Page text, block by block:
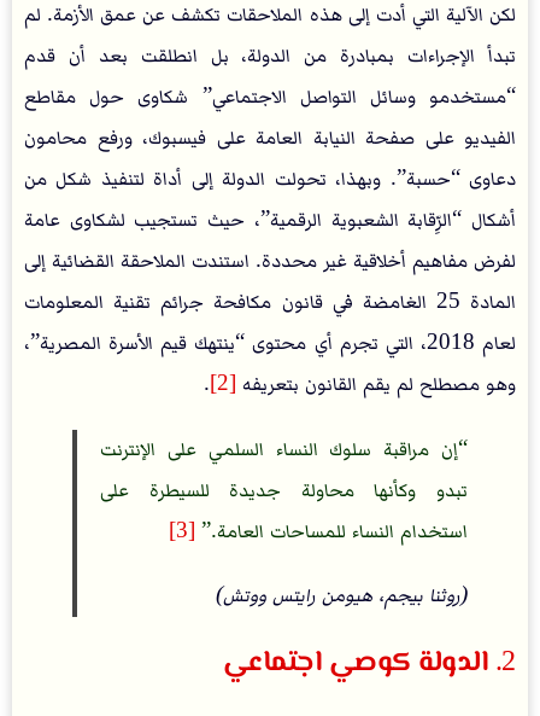
لكن الآلية التي أدت إلى هذه الملاحقات تكشف عن عمق الأزمة. لم
تبدأ الإجراءات بمبادرة من الدولة، بل انطلقت بعد أن قدم
“مستخدمو وسائل التواصل الاجتماعي” شكاوى حول مقاطع
الفيديو على صفحة النيابة العامة على فيسبوك، ورفع محامون
دعاوى “حسبة”. وبهذا، تحولت الدولة إلى أداة لتنفيذ شكل من
أشكال “الرِّقابة الشعبوية الرقمية”، حيث تستجيب لشكاوى عامة
لفرض مفاهيم أخلاقية غير محددة. استندت الملاحقة القضائية إلى
المادة 25 الغامضة في قانون مكافحة جرائم تقنية المعلومات
لعام 2018، التي تجرم أي محتوى “ينتهك قيم الأسرة المصرية”،
وهو مصطلح لم يقم القانون بتعريفه [2]
.
إن مراقبة سلوك النساء السلمي على الإنترنت
تبدو وكأنها محاولة جديدة للسيطرة على
استخدام النساء للمساحات العامة.
[3]
(روثنا بيجم، هيومن رايتس ووتش)
2. الدولة كوصي اجتماعي